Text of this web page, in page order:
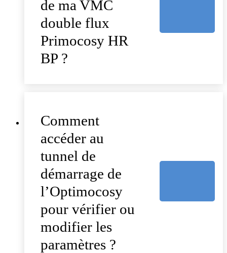
de ma VMC
double flux
Primocosy HR
BP ?
Comment
accéder au
tunnel de
démarrage de
l’Optimocosy
pour vérifier ou
modifier les
paramètres ?